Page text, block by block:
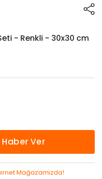
- Renkli - 30x30 cm
Ver
Mağazamızda!